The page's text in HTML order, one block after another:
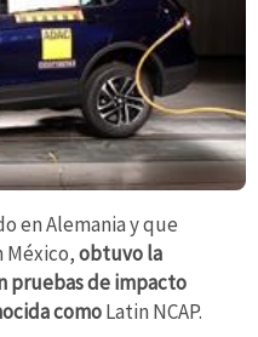
en Alemania y que
México,obtuvo la
pruebas de impacto
comoLatin NCAP.